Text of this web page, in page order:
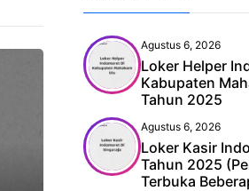
Agustus 6, 2026
Loker Helper
Kabupaten
Tahun 2025
Agustus 6, 2026
Loker Kasir
Tahun 2025
Terbuka